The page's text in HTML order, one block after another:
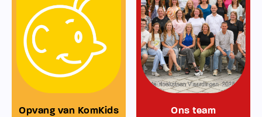
Opvang van KomKids Ons team